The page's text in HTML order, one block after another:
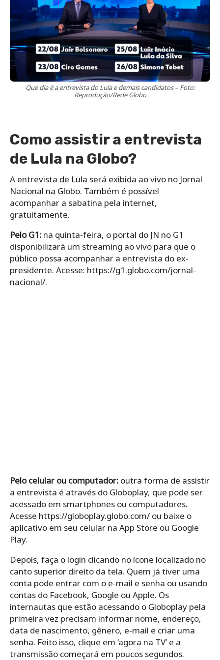
Que dia é a entrevista do Lula e demais candidatos – Foto:
Reprodução/Rede Globo
Como assistir a entrevista
de Lula na Globo?
A entrevista de Lula será exibida ao vivo no Jornal
Nacional na Globo. Também é possível
acompanhar a sabatina pela internet,
gratuitamente.
Pelo G1: na quinta-feira, o portal do JN no G1
disponibilizará um streaming ao vivo para que o
público possa acompanhar a entrevista do ex-
presidente. Acesse: https://g1.globo.com/jornal-
nacional/.
Pelo celular ou computador: outra forma de assistir
a entrevista é através do Globoplay, que pode ser
acessado em smartphones ou computadores.
Acesse https://globoplay.globo.com/ ou baixe o
aplicativo em seu celular na App Store ou Google
Play.
Depois, faça o login clicando no ícone localizado no
canto superior direito da tela. Quem já tiver uma
conta pode entrar com o e-mail e senha ou usando
contas do Facebook, Google ou Apple. Os
internautas que estão acessando o Globoplay pela
primeira vez precisam informar nome, endereço,
data de nascimento, gênero, e-mail e criar uma
senha. Feito isso, clique em ‘agora na TV’ e a
transmissão começará em poucos segundos.